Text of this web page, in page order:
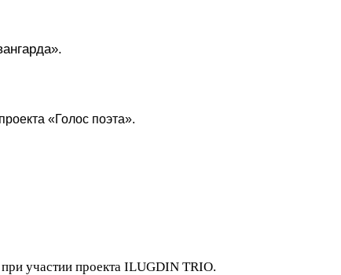
«Голос поэта».
участии проекта ILUGDIN TRIO.